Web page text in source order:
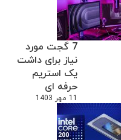
7 گجت مورد
نیاز برای داشت
یک استریم
حرفه ای
11 مهر 1403